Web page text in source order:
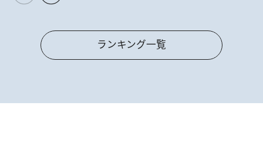
ランキング一覧